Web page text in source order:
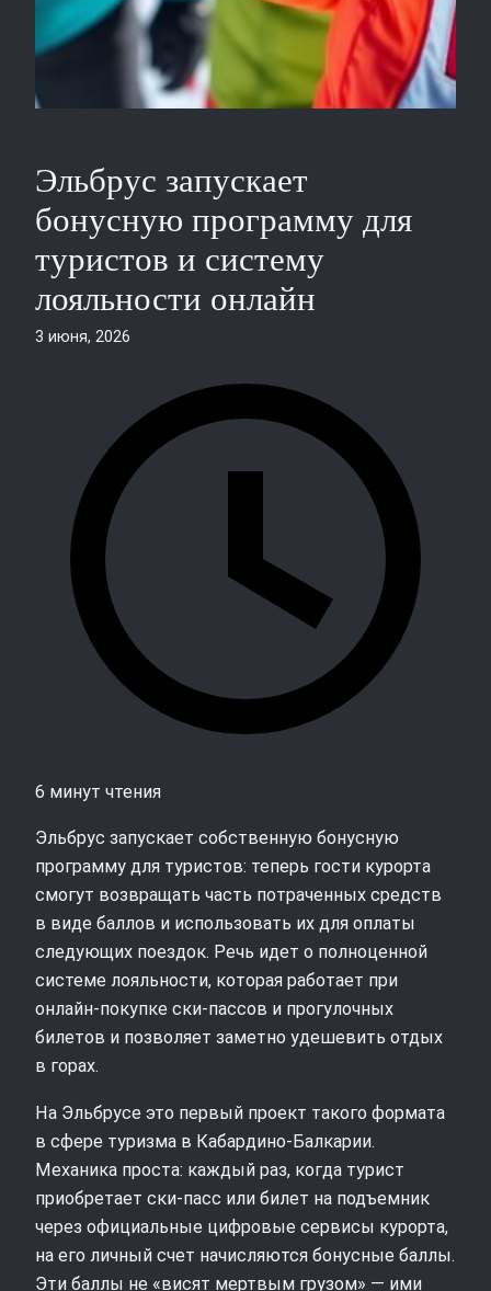
Эльбрус запускает
бонусную программу для
туристов и систему
лояльности онлайн
3 июня, 2026
6 минут чтения
Эльбрус запускает собственную бонусную
программу для туристов: теперь гости курорта
смогут возвращать часть потраченных средств
в виде баллов и использовать их для оплаты
следующих поездок. Речь идет о полноценной
системе лояльности, которая работает при
онлайн-покупке ски-пассов и прогулочных
билетов и позволяет заметно удешевить отдых
в горах.
На Эльбрусе это первый проект такого формата
в сфере туризма в Кабардино-Балкарии.
Механика проста: каждый раз, когда турист
приобретает ски-пасс или билет на подъемник
через официальные цифровые сервисы курорта,
на его личный счет начисляются бонусные баллы.
Эти баллы не «висят мертвым грузом» — ими